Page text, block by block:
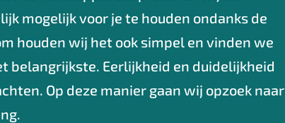
mogelijk voor je te houden ondanks de
houden wij het ook simpel en vinden we
belangrijkste. Eerlijkheid en duidelijkheid
Op deze manier gaan wij opzoek naar